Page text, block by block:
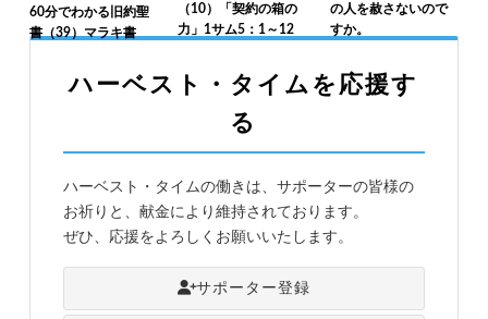
60分でわかる旧約聖
書（39）マラキ書
（10）「契約の箱の
力」1サム5：1～12
の人を赦さないので
すか。
ハーベスト・タイムを応援す
る
ハーベスト・タイムの働きは、サポーターの皆様の
お祈りと、献金により維持されております。
ぜひ、応援をよろしくお願いいたします。
サポーター登録